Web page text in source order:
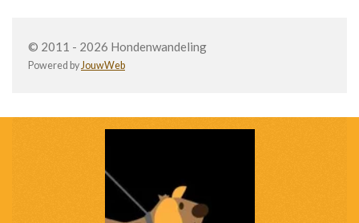
© 2011 - 2026 Hondenwandeling
Powered byJouwWeb